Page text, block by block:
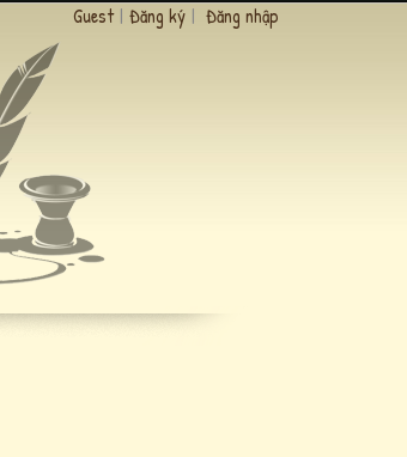
Guest | Đăng ký | Đăng nhập